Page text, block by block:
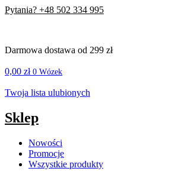
Pytania? +48 502 334 995
Darmowa dostawa od 299 zł
0,00 zł 0 Wózek
Twoja lista ulubionych
Sklep
Nowości
Promocje
Wszystkie produkty